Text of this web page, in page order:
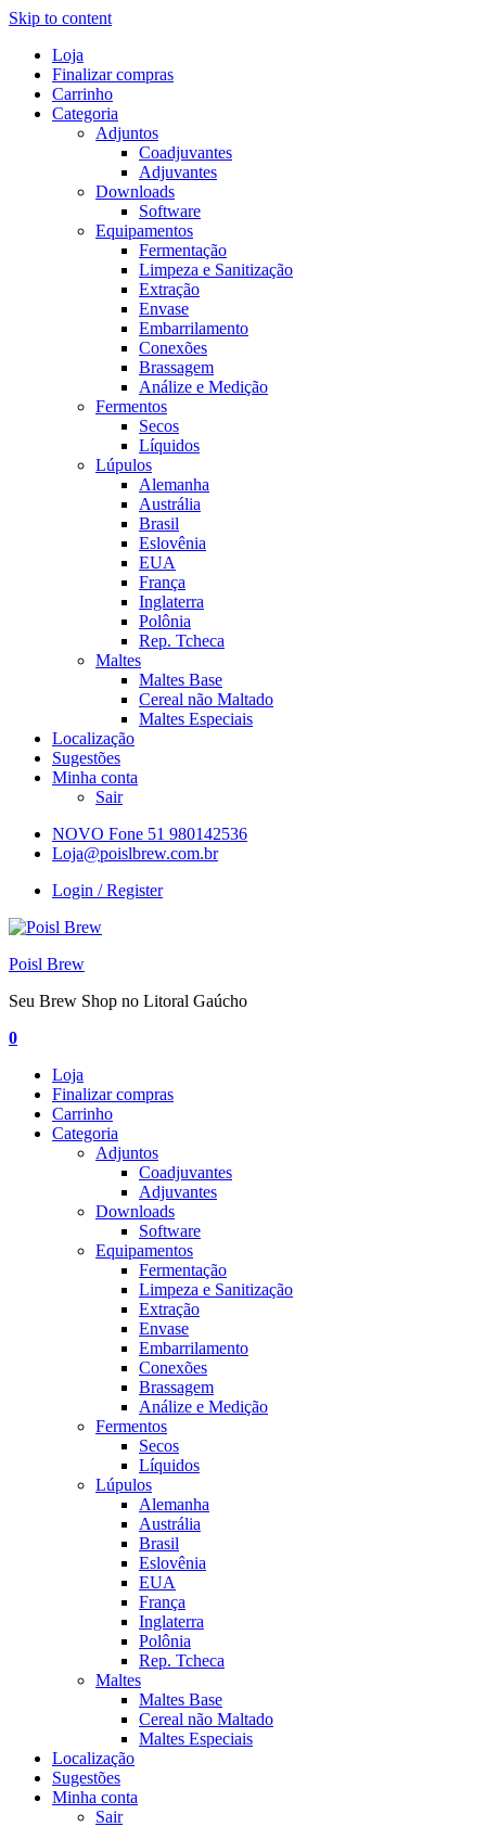
Skip to content
Loja
Finalizar compras
Carrinho
Categoria
Adjuntos
Coadjuvantes
Adjuvantes
Downloads
Software
Equipamentos
Fermentação
Limpeza e Sanitização
Extração
Envase
Embarrilamento
Conexões
Brassagem
Análize e Medição
Fermentos
Secos
Líquidos
Lúpulos
Alemanha
Austrália
Brasil
Eslovênia
EUA
França
Inglaterra
Polônia
Rep. Tcheca
Maltes
Maltes Base
Cereal não Maltado
Maltes Especiais
Localização
Sugestões
Minha conta
Sair
NOVO Fone 51 980142536
Loja@poislbrew.com.br
Login / Register
Poisl Brew
Seu Brew Shop no Litoral Gaúcho
0
Loja
Finalizar compras
Carrinho
Categoria
Adjuntos
Coadjuvantes
Adjuvantes
Downloads
Software
Equipamentos
Fermentação
Limpeza e Sanitização
Extração
Envase
Embarrilamento
Conexões
Brassagem
Análize e Medição
Fermentos
Secos
Líquidos
Lúpulos
Alemanha
Austrália
Brasil
Eslovênia
EUA
França
Inglaterra
Polônia
Rep. Tcheca
Maltes
Maltes Base
Cereal não Maltado
Maltes Especiais
Localização
Sugestões
Minha conta
Sair